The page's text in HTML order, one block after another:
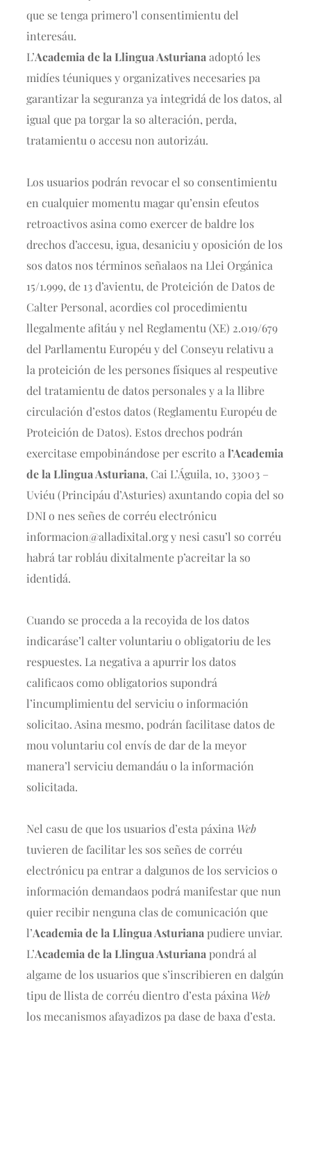
que se tenga primero’l consentimientu del
interesáu.
L’Academia de la Llingua Asturiana adoptó les
midíes téuniques y organizatives necesaries pa
garantizar la seguranza ya integridá de los datos, al
igual que pa torgar la so alteración, perda,
tratamientu o accesu non autorizáu.
Los usuarios podrán revocar el so consentimientu
en cualquier momentu magar qu’ensin efeutos
retroactivos asina como exercer de baldre los
drechos d’accesu, igua, desaniciu y oposición de los
sos datos nos términos señalaos na Llei Orgánica
15/1.999, de 13 d’avientu, de Proteición de Datos de
Calter Personal, acordies col procedimientu
llegalmente afitáu y nel Reglamentu (XE) 2.019/679
del Parllamentu Européu y del Conseyu relativu a
la proteición de les persones físiques al respeutive
del tratamientu de datos personales y a la llibre
circulación d’estos datos (Reglamentu Européu de
Proteición de Datos). Estos drechos podrán
exercitase empobinándose per escrito a l’Academia
de la Llingua Asturiana, Cai L’Águila, 10, 33003 –
Uviéu (Principáu d’Asturies) axuntando copia del so
DNI o nes señes de corréu electrónicu
informacion@alladixital.orgy nesi casu’l so corréu
habrá tar robláu dixitalmente p’acreitar la so
identidá.
Cuando se proceda a la recoyida de los datos
indicaráse’l calter voluntariu o obligatoriu de les
respuestes. La negativa a apurrir los datos
calificaos como obligatorios supondrá
l’incumplimientu del serviciu o información
solicitao. Asina mesmo, podrán facilitase datos de
mou voluntariu col envís de dar de la meyor
manera’l serviciu demandáu o la información
solicitada.
Nel casu de que los usuarios d’esta páxina Web
tuvieren de facilitar les sos señes de corréu
electrónicu pa entrar a dalgunos de los servicios o
información demandaos podrá manifestar que nun
quier recibir nenguna clas de comunicación que
l’Academia de la Llingua Asturiana pudiere unviar.
L’Academia de la Llingua Asturiana pondrá al
algame de los usuarios que s’inscribieren en dalgún
tipu de llista de corréu dientro d’esta páxina Web
los mecanismos afayadizos pa dase de baxa d’esta.